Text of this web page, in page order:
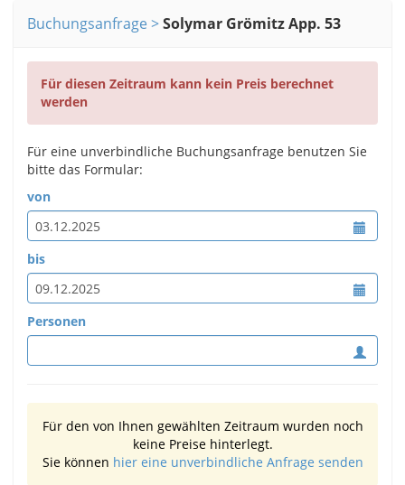
Buchungsanfrage Solymar Grömitz App. 53
Für diesen Zeitraum kann kein Preis berechnet
werden
Für eine unverbindliche Buchungsanfrage benutzen Sie
bitte das Formular:
von
bis
Personen
Für den von Ihnen gewählten Zeitraum wurden noch
keine Preise hinterlegt.
Sie können hier eine unverbindliche Anfrage senden